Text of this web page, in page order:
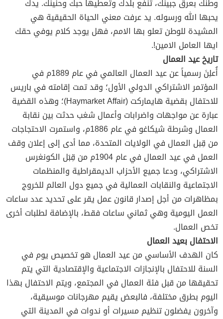
وطنك بعرق جبينك، تنفع بلدك وتعطيها حبك وحنينك. يدك
يحبها الله ورسوله. يد عرفت معني الحياة الحقيقية هي
المشيدة للوطن تعلو بها الامم، فهل يوجد كلام يوفي حقك
ايها العامل الامين!.
تاريخ عيد العمال
أُعلِنَ رسمياً عن عيد العمال العالمي في عام 1889م في
المؤتمر الاشتراكي الدولي الأول؛ وقد تمت إقامته في باريس
للاحتفال بقضية هايماركت (Haymarket Affair)؛ وهذه القضية
عبارة عن مواجهات واضرابات وأعمال شغب حدثت بين نقابة
العمال وشرطة شيكاغو في عام 1886م، واستمرت الاحتجاجات
من قِبل العمال في الولايات المتحدة، مما أدى إلى إعلان وقف
العمل في عيد العمال في عام 1904م من قِبَل الكونغرس
الاشتراكي، ودعا جميع الأحزاب الديمقراطية والمنظمات
الاجتماعية والنقابات العمالية في جميع دول العالم للخروج
بمظاهرات من أجل إصدار قانون عمل يقر على تحديد عدد ساعات
العمل اليومية وهي ثماني ساعات فقط، بالإضافة لطلبات أخرى
تخص العمال.
الاحتفال بعيد العمال
كان الهدف الأساسي من عيد العمال هو تخصيص يوم في
السنة للاحتفال بالإنجازات الاجتماعية والإقتصادية التي يتم
تحقيقها من قبل فئة العمال في المجتمع، ويتم الاحتفال بهذا
اليوم بطرق مختلفة، فالبعض يقيم مهرجانات موسيقية،
وآخرون يفضلون تنظيم مسيرات أو ندوات في المدينة التي